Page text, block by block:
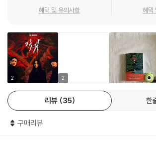
기 위해선 두 사람에게 흉담을 들려주어야 하는 상황
“《흉담》은 내 실제 경험담이다”라는 ‘작가의 말’처
없는 방향으로 사건을 전개하며 허구와 실재의 경계
다. 죽음이라는 극한의 공포 앞에 저주를 끊겠다는
는 사람들. 흉담을 둘러싼 필사적인 분투는 격렬한
때 우리가 타인을 위해 무엇을 선택할 수 있는지 돌아
비극적인 역사와 연결되는 거대한 비밀
혜택 및 유의사항 혜택
2 2
리뷰 35 한
구매리뷰